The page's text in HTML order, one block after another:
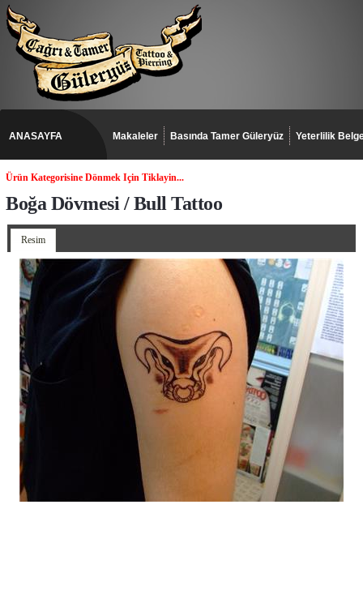
ANASAYFA Makaleler Basında Tamer Güleryüz Yeterlilik
Ürün Kategorisine Dönmek Için Tiklayin...
Boğa Dövmesi / Bull Tattoo
Resim